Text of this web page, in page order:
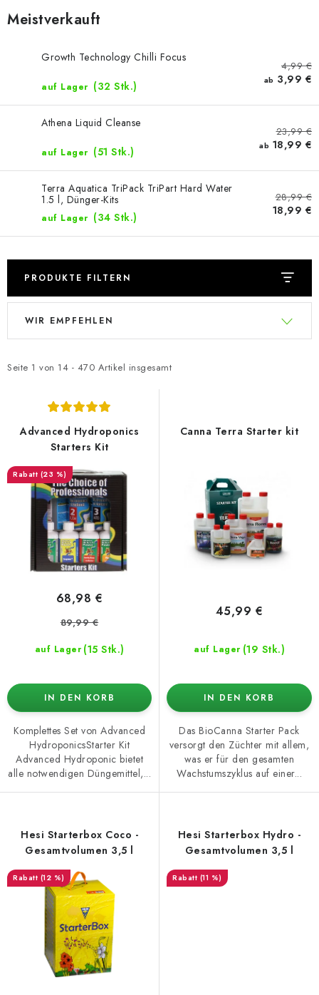
Meistverkauft
Growth Technology Chilli Focus
auf Lager (32 Stk.)
4,99 €
ab 3,99 €
Athena Liquid Cleanse
auf Lager (51 Stk.)
23,99 €
ab 18,99 €
Terra Aquatica TriPack TriPart Hard Water
1.5 l, Dünger-Kits
auf Lager (34 Stk.)
28,99 €
18,99 €
PRODUKTE FILTERN
L
t
P
r
Seite 1 von 14 - 470 Artikel insgesamt
P
d
o
r
WIR EMPFEHLEN
Advanced Hydroponics
Starters Kit
(23 %)
auf Lager (15 Stk.)
68,98 €
89,99 €
IN DEN KORB
Komplettes Set von Advanced
HydroponicsStarter Kit
Advanced Hydroponic bietet
alle notwendigen Düngemittel,...
Canna Terra Starter kit
auf Lager (19 Stk.)
45,99 €
IN DEN KORB
Das BioCanna Starter Pack
versorgt den Züchter mit allem,
was er für den gesamten
Wachstumszyklus auf einer...
Hesi Starterbox Coco -
Gesamtvolumen 3,5 l
(12 %)
Hesi Starterbox Hydro -
Gesamtvolumen 3,5 l
(11 %)